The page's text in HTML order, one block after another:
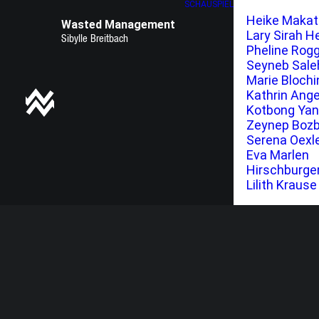
Wasted Management
SCHAUSPIEL
Heike
Lary Sirah
Pheline
Seyneb
Marie
Kathrin
Kotbong
Zeynep
Serena
Eva Marlen
Lilith Krause